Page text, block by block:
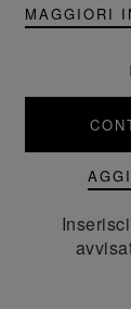
MAGGIORI